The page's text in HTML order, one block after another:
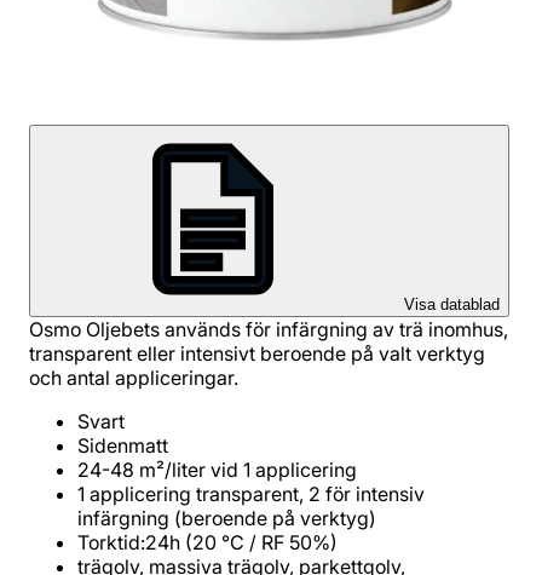
Visa datablad
Osmo Oljebets används för infärgning av trä inomhus,
transparent eller intensivt beroende på valt verktyg
och antal appliceringar.
Svart
Sidenmatt
24-48 m²/liter vid 1 applicering
1 applicering transparent, 2 för intensiv
infärgning (beroende på verktyg)
Torktid:24h (20 °C / RF 50%)
trägolv, massiva trägolv, parkettgolv,